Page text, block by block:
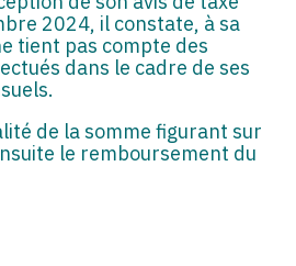
2024, il constate, à sa
tient pas compte des
dans le cadre de ses
de la somme figurant sur
le remboursement du